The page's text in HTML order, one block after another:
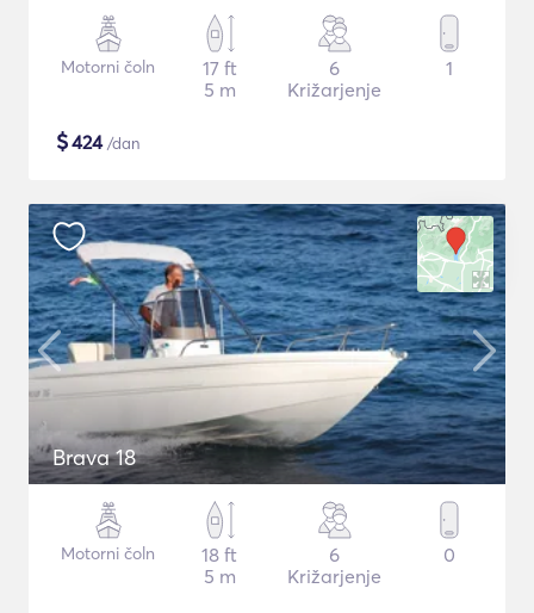
Motorni čoln
17 ft
5 m
6
Križarjenje
1
$424/dan
Brava 18
Motorni čoln
18 ft
5 m
6
Križarjenje
0